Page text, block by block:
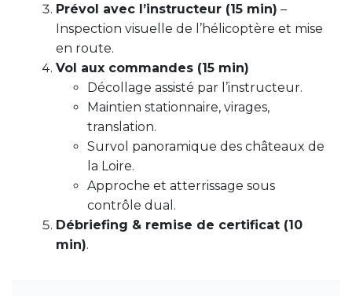
Prévol avec l’instructeur (15 min) –
Inspection visuelle de l’hélicoptère et mise
en route.
Vol aux commandes (15 min)
Décollage assisté par l’instructeur.
Maintien stationnaire, virages,
translation.
Survol panoramique des châteaux de
la Loire.
Approche et atterrissage sous
contrôle dual.
Débriefing & remise de certificat (10
min).